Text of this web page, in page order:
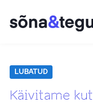
LUBATUD
Käivitame